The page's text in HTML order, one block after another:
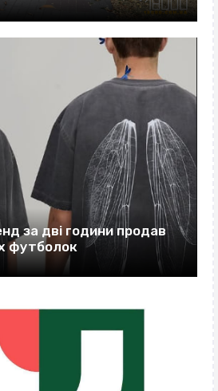
за дві години продав
футболок